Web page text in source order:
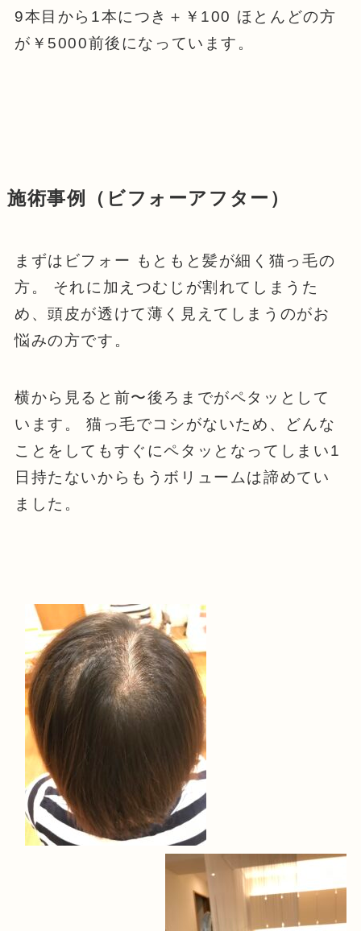
9本目から1本につき＋￥100 ほとんどの方
が￥5000前後になっています。
施術事例（ビフォーアフター）
まずはビフォー もともと髪が細く猫っ毛の
方。 それに加えつむじが割れてしまうた
め、頭皮が透けて薄く見えてしまうのがお
悩みの方です。
横から見ると前〜後ろまでがペタッとして
います。 猫っ毛でコシがないため、どんな
ことをしてもすぐにペタッとなってしまい1
日持たないからもうボリュームは諦めてい
ました。